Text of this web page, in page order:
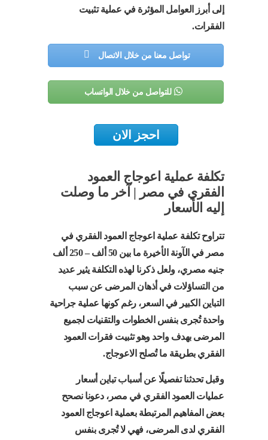
إلى أبرز العوامل المؤثرة في عملية تثبيت
الفقرات.
تواصل معنا من خلال الاتصال
للتواصل من خلال الواتساب
احجز الان
تكلفة عملية اعوجاج العمود
الفقري في مصر | آخر ما وصلت
إليه الأسعار
تتراوح تكلفة عملية اعوجاج العمود الفقري في
مصر في الآونة الأخيرة ما بين 50 ألف – 250 ألف
جنيه مصري، ولعل ذكرنا لهذه التكلفة يثير عديد
من التساؤلات في أذهان المرضى عن سبب
التباين الكبير في السعر، رغم كونها عملية جراحية
واحدة تُجرى بنفس الخطوات والتقنيات لجميع
المرضى بهدف واحد وهو تثبيت فقرات العمود
الفقري بطريقة ما تُصلح الاعوجاج.
وقبل تحدثنا تفصيلًا عن أسباب تباين أسعار
عمليات العمود الفقري في مصر، دعونا نصحح
بعض المفاهيم المرتبطة بعملية اعوجاج العمود
الفقري لدى المرضى، فهي لا تُجرى بنفس